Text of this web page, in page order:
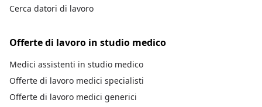
Cerca datori di lavoro
Offerte di lavoro in studio medico
Medici assistenti in studio medico
Offerte di lavoro medici specialisti
Offerte di lavoro medici generici